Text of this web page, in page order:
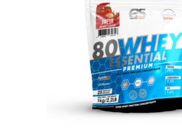
AÑADIR AL CARRITO